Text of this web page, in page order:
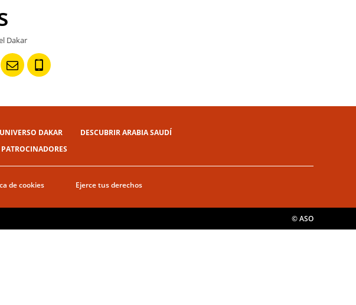
Dakar
UNIVERSO DAKAR
DESCUBRIR ARABIA SAUDÍ
PATROCINADORES
de cookies Ejerce tus derechos
© ASO